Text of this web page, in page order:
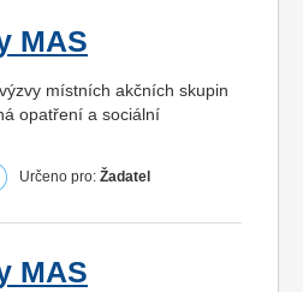
MAS
místních akčních skupin
opatření a sociální
Určeno pro: Žadatel
MAS